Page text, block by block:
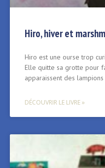
Hiro, hiver et
Hiro est une ourse trop
Elle quitte sa grotte pour
apparaissent des
DÉCOUVRIR LE LIVRE »